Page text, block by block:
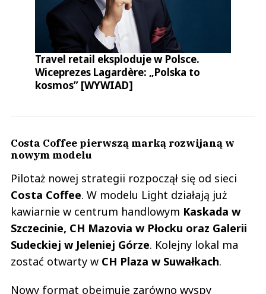
Travel retail eksploduje w Polsce.
Wiceprezes Lagardère: „Polska to
kosmos” [WYWIAD]
Costa Coffee pierwszą marką rozwijaną w
nowym modelu
Pilotaż nowej strategii rozpoczął się od sieci
Costa Coffee. W modelu Light działają już
kawiarnie w centrum handlowym Kaskada w
Szczecinie, CH Mazovia w Płocku oraz Galerii
Sudeckiej w Jeleniej Górze. Kolejny lokal ma
zostać otwarty w CH Plaza w Suwałkach.
Nowy format obejmuje zarówno wyspy